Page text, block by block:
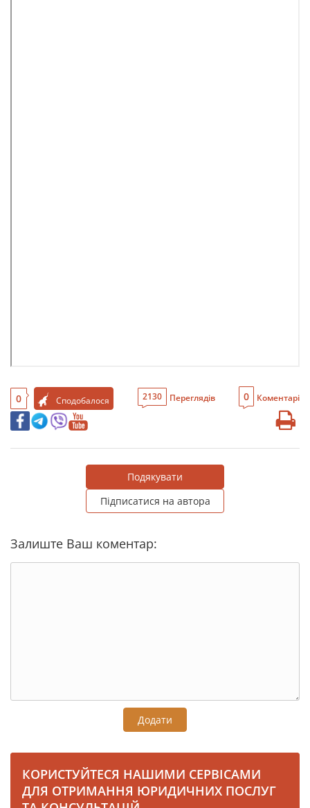
0 Сподобалося 2130 Переглядів 0 Коментарі
Подякувати
Підписатися на автора
Залиште Ваш коментар:
Додати
КОРИСТУЙТЕСЯ НАШИМИ СЕРВІСАМИ
ДЛЯ ОТРИМАННЯ ЮРИДИЧНИХ ПОСЛУГ